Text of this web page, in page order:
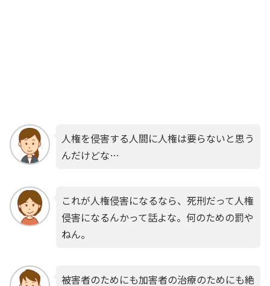
人権を侵害する人間に人権は要らないと思う
んだけどな…
これが人権侵害になるなら、死刑だって人権
侵害になるんかって話よな。何のための罰や
ねん。
被害者のためにも加害者の治療のためにも絶